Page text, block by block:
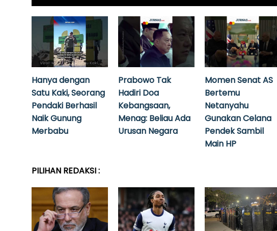
Hanya dengan
Satu Kaki, Seorang
Pendaki Berhasil
Naik Gunung
Merbabu
Prabowo Tak
Hadiri Doa
Kebangsaan,
Menag: Beliau Ada
Urusan Negara
Momen Senat AS
Bertemu
Netanyahu
Gunakan Celana
Pendek Sambil
Main HP
PILIHAN REDAKSI :